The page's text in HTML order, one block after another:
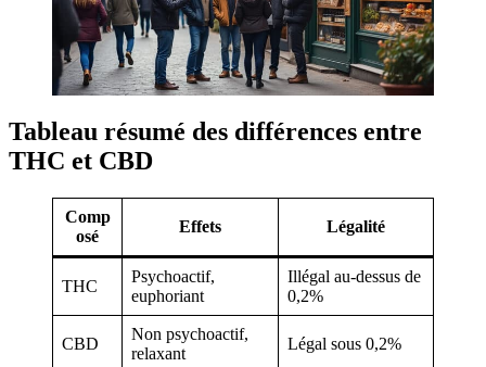
Tableau résumé des différences entre
THC et CBD
Comp
osé
Effets Légalité
THC
Psychoactif,
euphoriant
Illégal au-dessus de
0,2%
CBD
Non psychoactif,
relaxant
Légal sous 0,2%